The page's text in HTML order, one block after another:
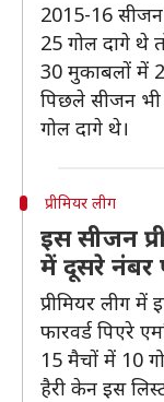
2015-16 सीजन
25 गोल दागे थे
30 मुकाबलों में
पिछले सीजन भी
गोल दागे थे।
प्रीमियर लीग
इस सीजन
में दूसरे नंबर
प्रीमियर लीग
फारवर्ड पिएरे
15 मैचों में 10
हैरी केन इस